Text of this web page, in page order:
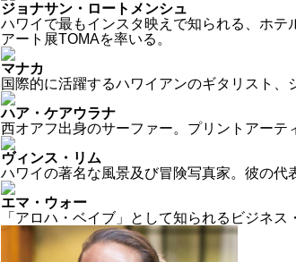
ジョナサン・ロートメンシュ
ハワイで最もインスタ映えで知られる、ホ
アート展TOMAを率いる。
マナカ
国際的に活躍するハワイアンのギタリスト、
ハア・ケアウラナ
西オアフ出身のサーファー。プリントアーテ
ヴィンス・リム
ハワイの著名な風景及び冒険写真家。彼の代
エマ・ウォー
「アロハ・ベイブ」として知られるビジネ